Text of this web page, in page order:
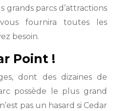
grands parcs d’attractions
fournira toutes les
besoin.
Point !
dont des dizaines de
possède le plus grand
pas un hasard si Cedar